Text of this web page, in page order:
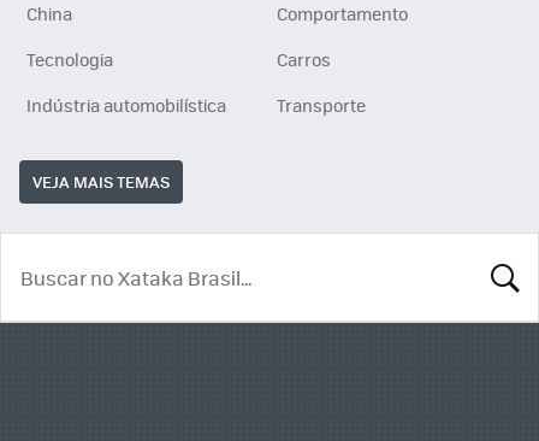
China
Comportamento
Tecnologia
Carros
Indústria automobilística
Transporte
VEJA MAIS TEMAS